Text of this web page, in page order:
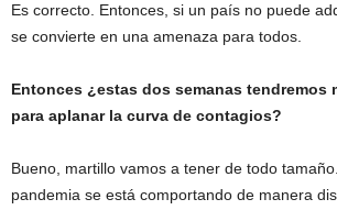
Es correcto. Entonces, si un país no puede
se convierte en una amenaza para todos.
Entonces ¿estas dos semanas tendremos
para aplanar la curva de contagios?
Bueno, martillo vamos a tener de todo
pandemia se está comportando de manera